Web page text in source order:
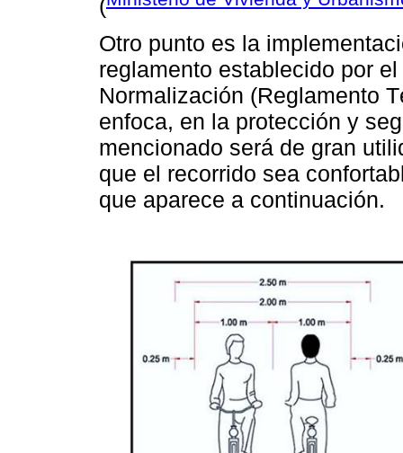
(
Otro punto es la
reglamento establecido por
Normalización (Reglamento
enfoca, en la protección y
mencionado será de gran
que el recorrido sea
que aparece a continuación.